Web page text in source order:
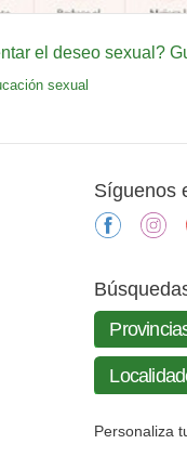
el deseo sexual?
sexual
Síguenos
Personaliza